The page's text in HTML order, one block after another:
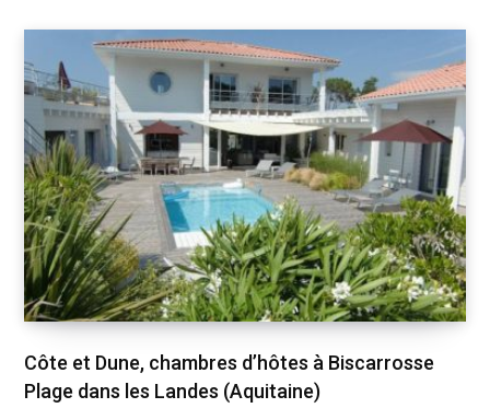
Côte et Dune, chambres d’hôtes à Biscarrosse
Plage dans les Landes (Aquitaine)